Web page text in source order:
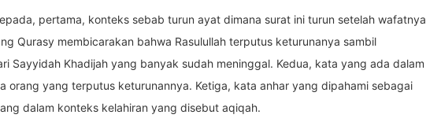
pertama, konteks sebab turun ayat dimana surat ini turun setelah wafatnya
Qurasy membicarakan bahwa Rasulullah terputus keturunanya sambil
Sayyidah Khadijah yang banyak sudah meninggal. Kedua, kata yang ada dalam
dalam konteks kelahiran yang disebut aqiqah.